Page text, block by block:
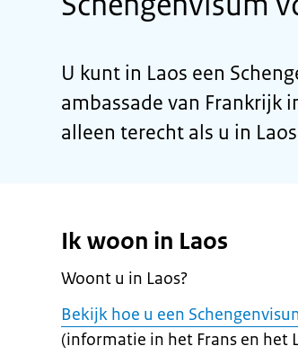
U kunt in Laos een
ambassade van Frankrijk
alleen terecht als u in
Ik woon in Laos
Woont u in Laos?
Bekijk hoe u een
(informatie in het Frans en het